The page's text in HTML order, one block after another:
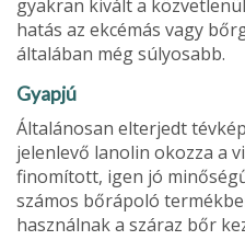
gyakran kivált a
hatás az ekcémás vagy
általában még súlyosabb.
Gyapjú
Általánosan elterjedt
jelenlevő lanolin okozza a
finomított, igen jó
szá­mos bőrápoló
használnak a száraz bőr